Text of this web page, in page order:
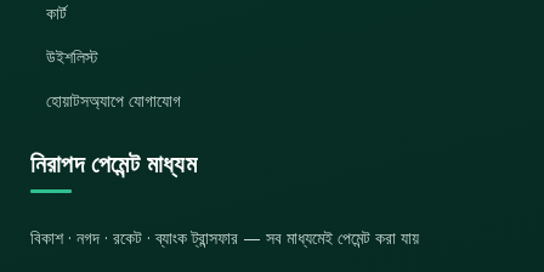
কার্ট
উইশলিস্ট
হোয়াটসঅ্যাপে যোগাযোগ
নিরাপদ পেমেন্ট মাধ্যম
বিকাশ · নগদ · রকেট · ব্যাংক ট্রান্সফার — সব মাধ্যমেই পেমেন্ট করা যায়